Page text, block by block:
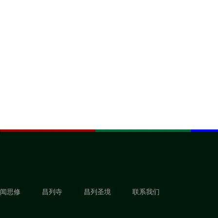
闻思修 昌列寺 昌列圣境 联系我们